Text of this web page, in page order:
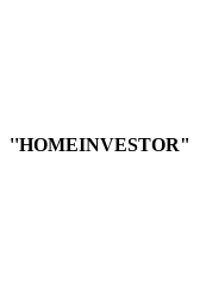
''HOMEINVESTOR"